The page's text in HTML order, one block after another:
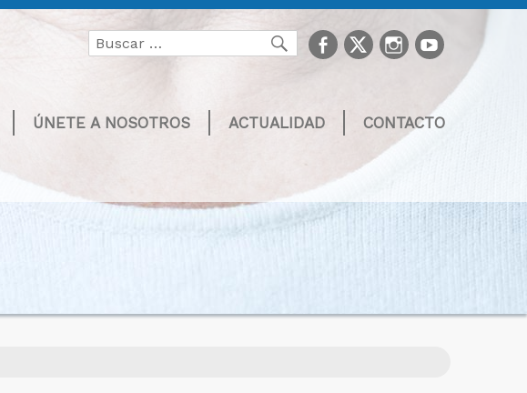
Buscar
por:
Buscarfacebook
TwitterInstagram
youtube
ÚNETE A NOSOTROS ACTUALIDAD CONTACTO